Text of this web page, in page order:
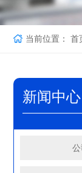
当前位置： 首
新闻中心